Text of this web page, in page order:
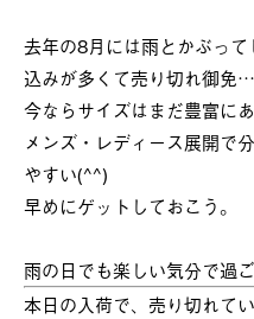
去年の8月には雨とかぶっ
込みが多くて売り切れ御免…
今ならサイズはまだ豊富にあ
メンズ・レディース展開で
やすい(^^)
早めにゲットしておこう。
雨の日でも楽しい気分で過ご
本日の入荷で、売り切れて